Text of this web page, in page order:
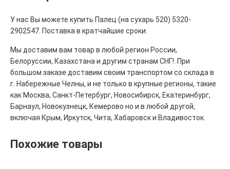
У нас Вы можете купить Палец (на сухарь 520) 5320-
2902547. Поставка в кратчайшие сроки.
Мы доставим вам товар в любой регион России,
Белоруссии, Казахстана и другим странам СНГ!. При
большом заказе доставим своим транспортом со склада в
г. Набережные Челны, и не только в крупные регионы, такие
как Москва, Санкт-Петербург, Новосибирск, Екатеринбург,
Барнаул, Новокузнецк, Кемерово но и в любой другой,
включая Крым, Иркутск, Чита, Хабаровск и Владивосток.
Похожие товары